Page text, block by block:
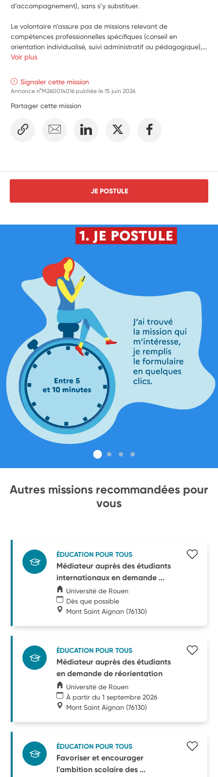
d’accompagnement), sans s’y substituer.
Le volontaire n’assure pas de missions relevant de
compétences professionnelles spécifiques (conseil en
orientation individualisé, suivi administratif ou pédagogique),
mais intervient en appui pour :
- faciliter le lien entre lycéens et étudiants en proposant des
échanges, témoignages et retours d’expérience ;
d’événements (forums, journées portes ouvertes, interventions
l'animation d'activités ;
Par son positionnement de pair ou de médiateur, le volontaire
Voir plus
Signaler cette mission
Annonce n°M260014016 publiée le15 juin 2026
Partager cette mission
JE POSTULE
Autres missions recommandées pour
vous
ÉDUCATION POUR TOUS
Médiateur auprès des étudiants
internationaux en demande ...
Université de Rouen
Dès que possible
Mont Saint Aignan (76130)
ÉDUCATION POUR TOUS
Médiateur auprès des étudiants
en demande de réorientation
Université de Rouen
À partir du 1 septembre 2026
Mont Saint Aignan (76130)
ÉDUCATION POUR TOUS
Favoriser et encourager
l'ambition scolaire des ...